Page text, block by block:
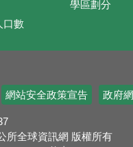
口數
學區劃分
網站安全政策宣告 政府
所全球資訊網 版權所有